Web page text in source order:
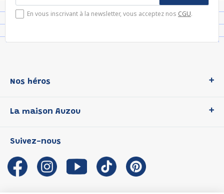
En vous inscrivant à la newsletter, vous acceptez nos CGU.
Nos héros
P'tit Loup
Les Influenceuses
Migali
Petite Taupe
La maison Auzou
Notre histoire
Auzou s'engage
Auteurs et illustrateurs Auzou
Suivez-nous